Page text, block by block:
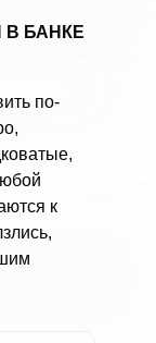
БАНКЕ
по-
к